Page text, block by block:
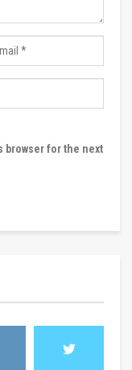
browser for the next